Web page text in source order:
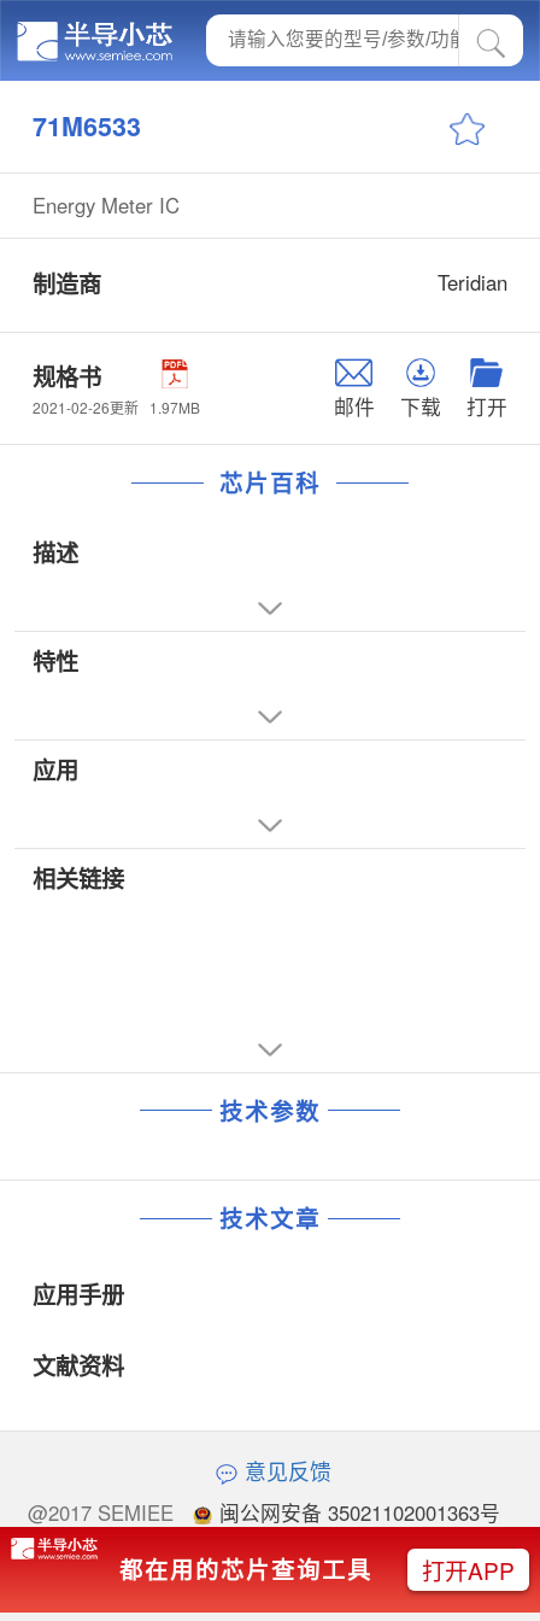
71M6533
Energy Meter IC
制造商 Teridian
规格书
2021-02-26更新 1.97MB 邮件 下载 打开
芯片百科
描述
特性
应用
相关链接
技术参数
技术文章
应用手册
文献资料
意见反馈
@2017 SEMIEE
闽公网安备 35021102001363号
闽ICP备17018418
都在用的芯片查询工具 打开APP